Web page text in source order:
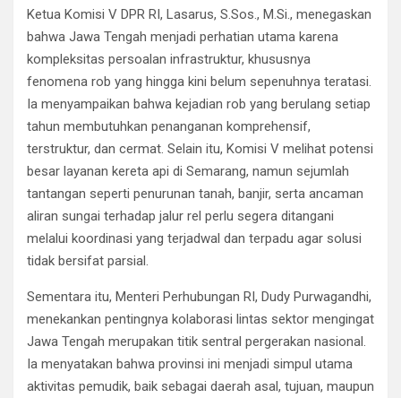
Ketua Komisi V DPR RI, Lasarus, S.Sos., M.Si., menegaskan
bahwa Jawa Tengah menjadi perhatian utama karena
kompleksitas persoalan infrastruktur, khususnya
fenomena rob yang hingga kini belum sepenuhnya teratasi.
Ia menyampaikan bahwa kejadian rob yang berulang setiap
tahun membutuhkan penanganan komprehensif,
terstruktur, dan cermat. Selain itu, Komisi V melihat potensi
besar layanan kereta api di Semarang, namun sejumlah
tantangan seperti penurunan tanah, banjir, serta ancaman
aliran sungai terhadap jalur rel perlu segera ditangani
melalui koordinasi yang terjadwal dan terpadu agar solusi
tidak bersifat parsial.
Sementara itu, Menteri Perhubungan RI, Dudy Purwagandhi,
menekankan pentingnya kolaborasi lintas sektor mengingat
Jawa Tengah merupakan titik sentral pergerakan nasional.
Ia menyatakan bahwa provinsi ini menjadi simpul utama
aktivitas pemudik, baik sebagai daerah asal, tujuan, maupun